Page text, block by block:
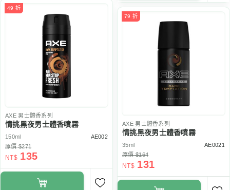
49 折
AXE男士體香系列
情挑黑夜男士體香噴霧
150ml
AE002
原價 $271
NT$ 135
79 折
AXE男士體香系列
情挑黑夜男士體香噴霧
35ml
AE0021
原價 $164
NT$ 131